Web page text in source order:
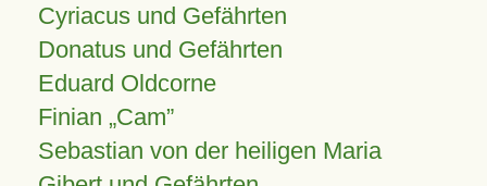
Cyriacus und Gefährten
Donatus und Gefährten
Eduard Oldcorne
Finian Cam
Sebastian von der heiligen Maria